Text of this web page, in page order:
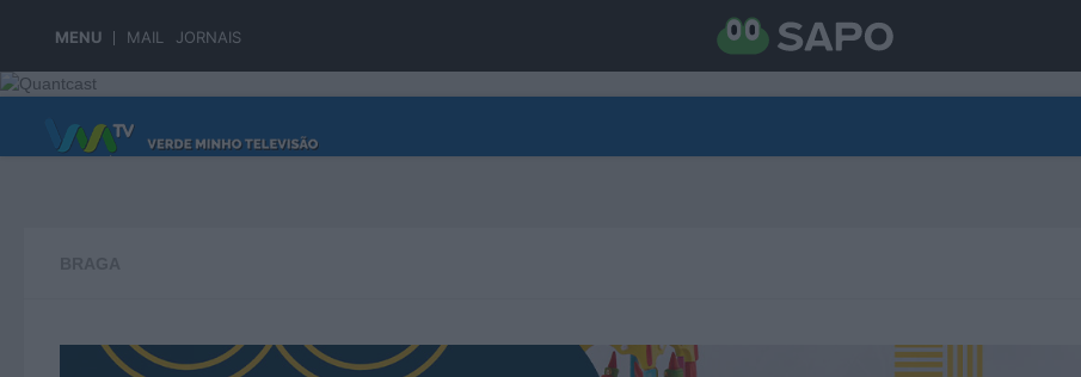
MENU MAIL JORNAIS
Skip to content